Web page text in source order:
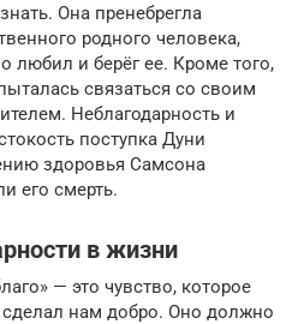
Она пренебрегла
родного человека,
любил и берёг ее. Кроме того,
связаться со своим
Неблагодарность и
поступка Дуни
здоровья Самсона
его смерть.
в жизни
— это чувство, которое
нам добро. Оно должно